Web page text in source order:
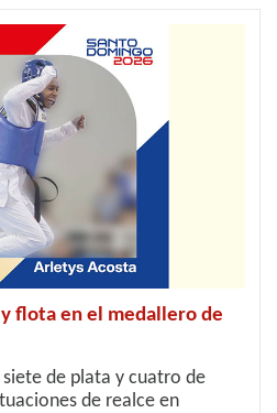
y flota en el medallero de
de plata y cuatro de
de realce en